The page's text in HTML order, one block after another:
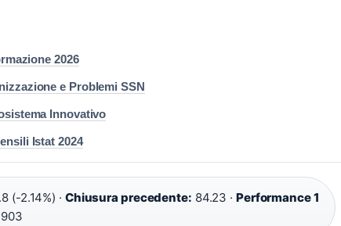
2026
e Problemi SSN
Innovativo
Istat 2024
(-2.14%) · Chiusura precedente: 84.23 · Performance 1